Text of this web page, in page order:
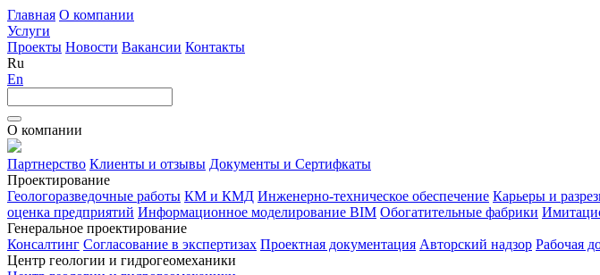
Главная О компании
Услуги
Проекты Новости Вакансии Контакты
Ru
En
О компании
Партнерство Клиенты и отзывы Документы и Сертифкаты
Проектирование
Геологоразведочные работы КМ и КМД Инженерно-техническое обеспечение Карьеры и
оценка предприятий Информационное моделирование BIM Обогатительные фабрики
Генеральное проектирование
Консалтинг Согласование в экспертизах Проектная документация Авторский надзор Рабочая
Центр геологии и гидрогеомеханики